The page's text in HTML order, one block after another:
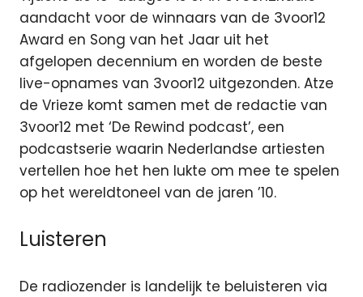
aandacht voor de winnaars van de 3voor12
Award en Song van het Jaar uit het
afgelopen decennium en worden de beste
live-opnames van 3voor12 uitgezonden. Atze
de Vrieze komt samen met de redactie van
3voor12 met ‘De Rewind podcast’, een
podcastserie waarin Nederlandse artiesten
vertellen hoe het hen lukte om mee te spelen
op het wereldtoneel van de jaren ’10.
Luisteren
De radiozender is landelijk te beluisteren via